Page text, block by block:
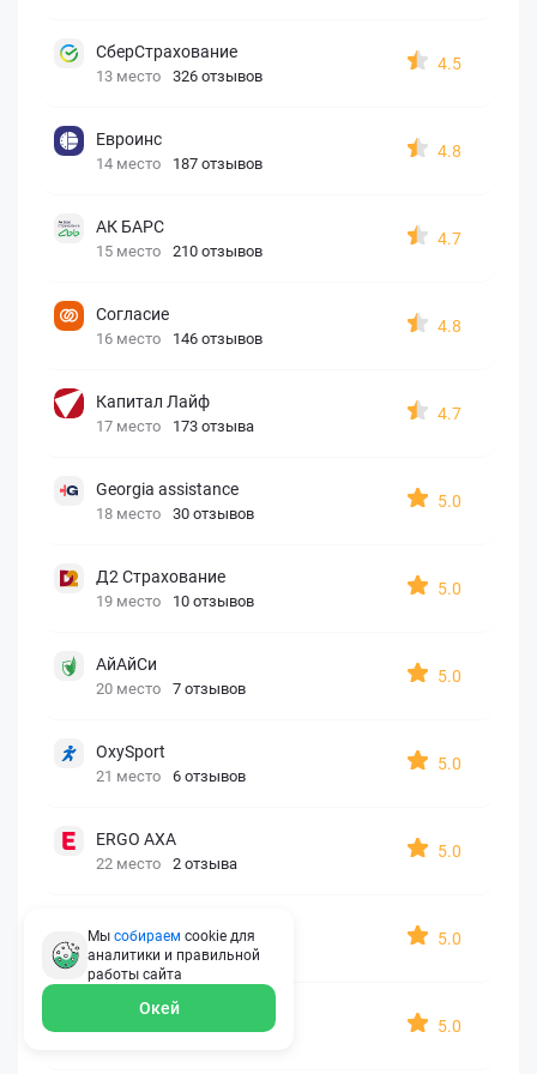
СберСтрахование
13 место 326 отзывов
4.5
Евроинс
14 место 187 отзывов
4.8
АК БАРС
15 место 210 отзывов
4.7
Согласие
16 место 146 отзывов
4.8
Капитал Лайф
17 место 173 отзыва
4.7
Georgia assistance
18 место 30 отзывов
5.0
Д2 Страхование
19 место 10 отзывов
5.0
АйАйСи
20 место 7 отзывов
5.0
OxySport
21 место 6 отзывов
5.0
ERGO AXA
22 место 2 отзыва
5.0
Oxy Travel Premium
23 место 1 отзыв
5.0
УралСиб
5.0
Мы собираем cookie для
аналитики и правильной
работы сайта
Окей